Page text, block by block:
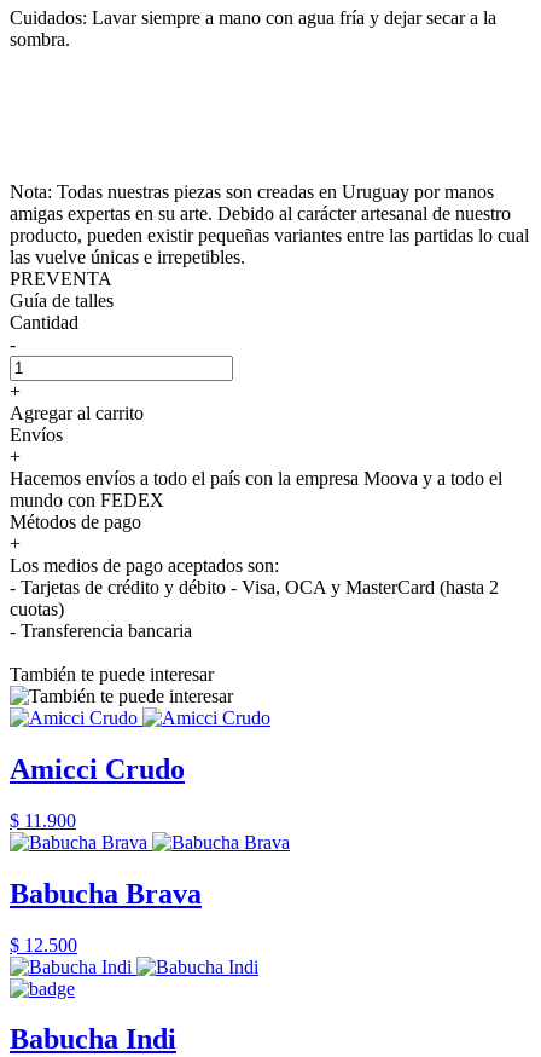
Cuidados: Lavar siempre a mano con agua fría y dejar secar a la
sombra.
Nota: Todas nuestras piezas son creadas en Uruguay por manos
amigas expertas en su arte. Debido al carácter artesanal de nuestro
producto, pueden existir pequeñas variantes entre las partidas lo cual
las vuelve únicas e irrepetibles.
PREVENTA
Guía de talles
Cantidad
-
+
Agregar al carrito
Envíos
+
Hacemos envíos a todo el país con la empresa Moova y a todo el
mundo con FEDEX
Métodos de pago
+
Los medios de pago aceptados son:
- Tarjetas de crédito y débito - Visa, OCA y MasterCard (hasta 2
cuotas)
- Transferencia bancaria
También te puede interesar
Amicci Crudo
$ 11.900
Babucha Brava
$ 12.500
Babucha Indi